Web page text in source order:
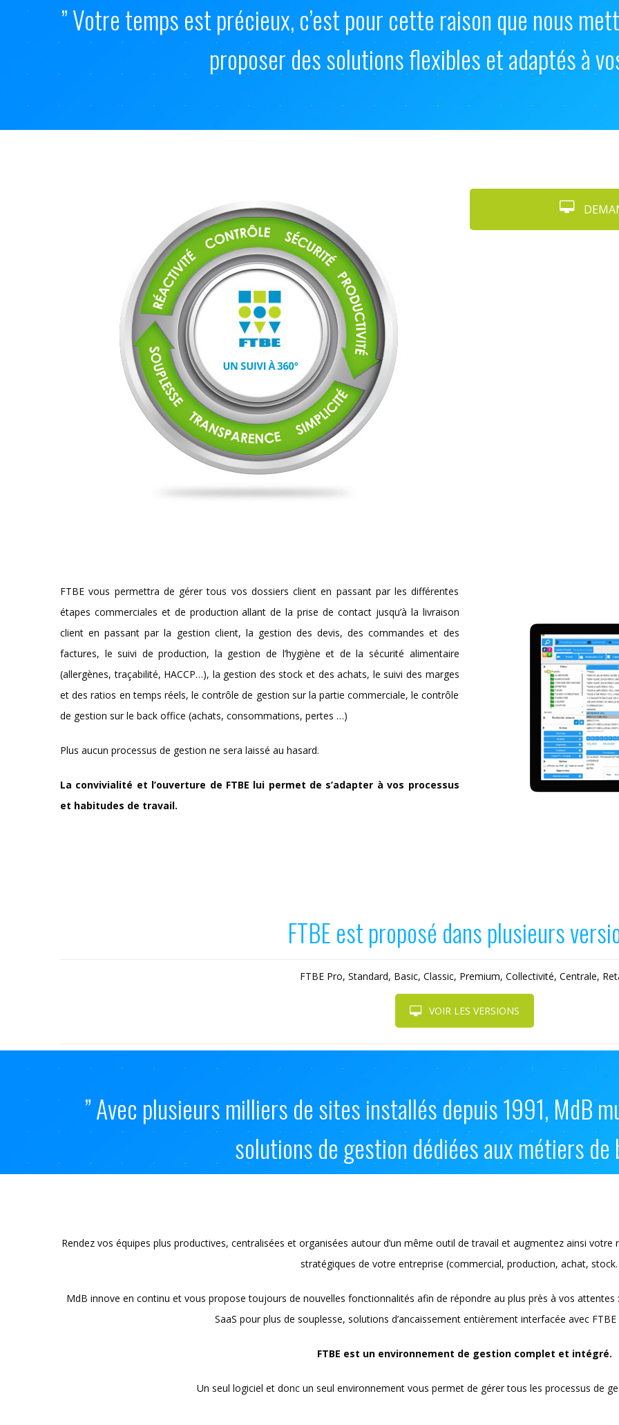
” Votre temps est précieux, c’est pour cette raison que nous
proposer des solutions flexibles et adaptés à
FTBE vous permettra de gérer tous vos dossiers client en passant par les différentes
étapes commerciales et de production allant de la prise de contact jusqu’à la livraison
client en passant par la gestion client, la gestion des devis, des commandes et des
factures, le suivi de production, la gestion de l’hygiène et de la sécurité alimentaire
(allergènes, traçabilité, HACCP…), la gestion des stock et des achats, le suivi des marges
et des ratios en temps réels, le contrôle de gestion sur la partie commerciale, le contrôle
de gestion sur le back office (achats, consommations, pertes …)
Plus aucun processus de gestion ne sera laissé au hasard.
La convivialité et l’ouverture de FTBE lui permet de s’adapter à vos processus
et habitudes de travail.
FTBE est proposé dans plusieurs
FTBE Pro, Standard, Basic, Classic, Premium, Collectivité, Centrale,
VOIR LES VERSIONS
” Avec plusieurs milliers de sites installés depuis 1991, MdB
solutions de gestion dédiées aux métiers de
Rendez vos équipes plus productives, centralisées et organisées autour d’un même outil de travail et augmentez ainsi
stratégiques de votre entreprise (commercial, production, achat,
MdB innove en continu et vous propose toujours de nouvelles fonctionnalités afin de répondre au plus près à vos
SaaS pour plus de souplesse, solutions d’ancaissement entièrement interfacée avec FTBE
FTBE est un environnement de gestion complet et intégré.
Un seul logiciel et donc un seul environnement vous permet de gérer tous les processus de